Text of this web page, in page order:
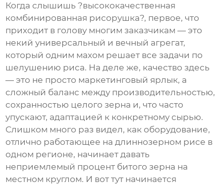
Когда слышишь ?высококачественная
комбинированная рисорушка?, первое, что
приходит в голову многим заказчикам — это
некий универсальный и вечный агрегат,
который одним махом решает все задачи по
шелушению риса. На деле же, качество здесь
— это не просто маркетинговый ярлык, а
сложный баланс между производительностью,
сохранностью целого зерна и, что часто
упускают, адаптацией к конкретному сырью.
Слишком много раз видел, как оборудование,
отлично работающее на длиннозерном рисе в
одном регионе, начинает давать
неприемлемый процент битого зерна на
местном круглом. И вот тут начинается